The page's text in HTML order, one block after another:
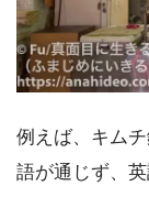
例えば、キム
語が通じず、